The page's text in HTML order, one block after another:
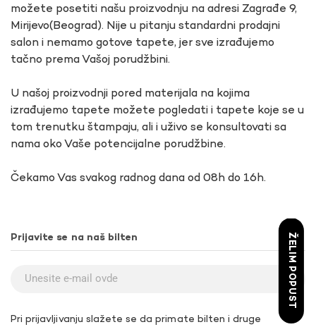
možete posetiti našu proizvodnju na adresi Zagrađe 9,
Mirijevo(Beograd). Nije u pitanju standardni prodajni
salon i nemamo gotove tapete, jer sve izrađujemo
tačno prema Vašoj porudžbini.
U našoj proizvodnji pored materijala na kojima
izrađujemo tapete možete pogledati i tapete koje se u
tom trenutku štampaju, ali i uživo se konsultovati sa
nama oko Vaše potencijalne porudžbine.
Čekamo Vas svakog radnog dana od 08h do 16h.
Prijavite se na naš bilten
Pri prijavljivanju slažete se da primate bilten i druge
ŽELIM POPUST